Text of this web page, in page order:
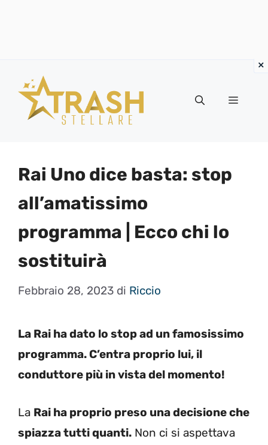
contenuto
Menu
Rai Uno dice basta: stop
all’amatissimo
programma | Ecco chi lo
sostituirà
Febbraio 28, 2023 di Riccio
La Rai ha dato lo stop ad un famosissimo
programma. C’entra proprio lui, il
conduttore più in vista del momento!
La Rai ha proprio preso una decisione che
spiazza tutti quanti. Non ci si aspettava